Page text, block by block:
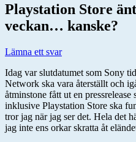
Playstation Store
veckan… kanske?
Lämna ett svar
Idag var slutdatumet som Sony
Network ska vara återställt och
åtminstone fått ut en pressrelease
inklusive Playstation Store ska
tror jag när jag ser det. Hela det
jag inte ens orkar skratta åt